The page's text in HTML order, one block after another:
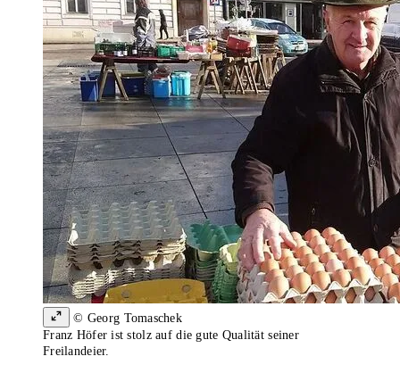
© Georg Tomaschek
Franz Höfer ist stolz auf die gute Qualität seiner
Freilandeier.